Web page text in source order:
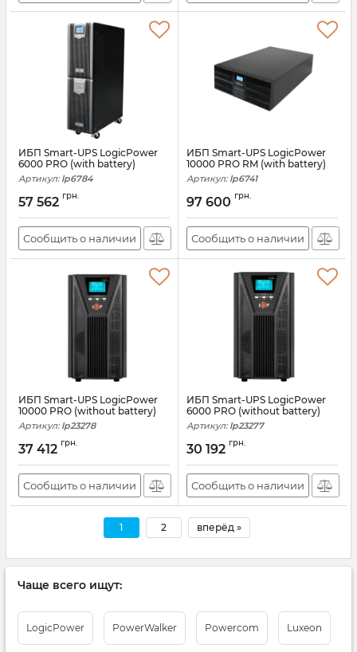
ИБП Smart-UPS LogicPower
6000 PRO (with battery)
Артикул: lp6784
57 562 грн.
Сообщить о наличии
ИБП Smart-UPS LogicPower
10000 PRO RM (with battery)
Артикул: lp6741
97 600 грн.
Сообщить о наличии
ИБП Smart-UPS LogicPower
10000 PRO (without battery)
Артикул: lp23278
37 412 грн.
Сообщить о наличии
ИБП Smart-UPS LogicPower
6000 PRO (without battery)
Артикул: lp23277
30 192 грн.
Сообщить о наличии
1 2 вперёд »
Чаще всего ищут:
LogicPower PowerWalker Powercom Luxeon